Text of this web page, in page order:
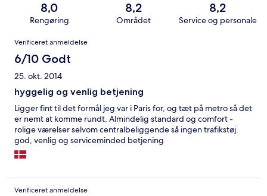
8,0
Rengøring
8,2
Området
8,2
Service og personale
Anmeldelser
Verificeret anmeldelse
6/10 Godt
25. okt. 2014
hyggelig og venlig betjening
Ligger fint til det formål jeg var i Paris for, og tæt på metro så det
er nemt at komme rundt. Almindelig standard og comfort -
rolige værelser selvom centralbeliggende så ingen trafikstøj.
god, venlig og serviceminded betjening
Verificeret anmeldelse